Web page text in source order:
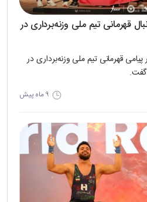
قهرمانی تیم ملی وزنه‌برداری در
پیامی قهرمانی تیم ملی وزنه‌برداری در
گفت‌.
۹ ماه پیش